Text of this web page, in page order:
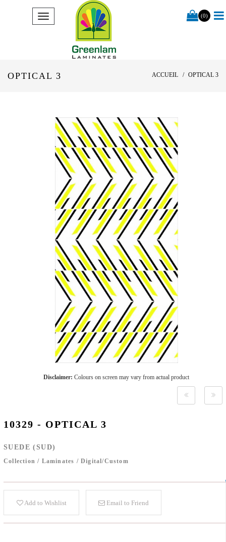
(0)
OPTICAL 3 ACCUEIL OPTICAL 3
Disclaimer: Colours on screen may vary from actual product
10329 - OPTICAL 3
SUEDE (SUD)
Collection / Laminates / Digital/Custom
Add to Wishlist Email to Friend